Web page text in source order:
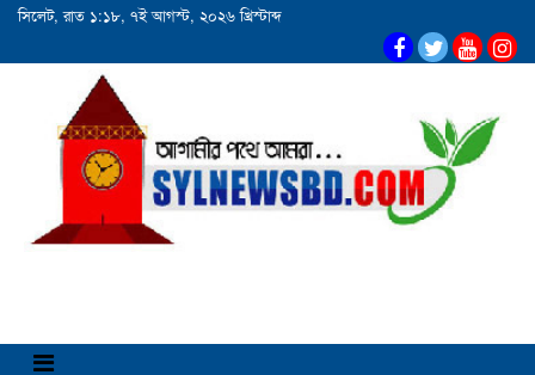
সিলেট, রাত ১:১৮, ৭ই আগস্ট, ২০২৬ খ্রিস্টাব্দ